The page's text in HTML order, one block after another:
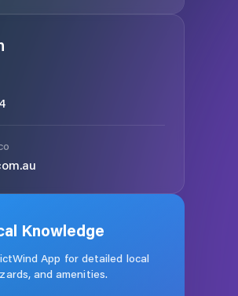
Knowledge
App for detailed local
and amenities.